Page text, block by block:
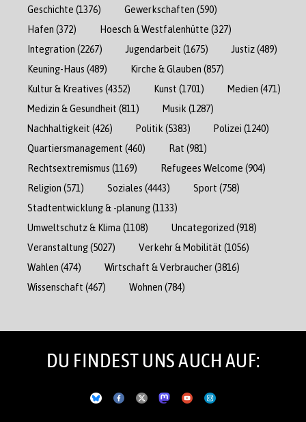
Geschichte (1376) Gewerkschaften (590)
Hafen (372) Hoesch & Westfalenhütte (327)
Integration (2267) Jugendarbeit (1675) Justiz(489)
Keuning-Haus (489) Kirche & Glauben (857)
Kultur & Kreatives (4352) Kunst (1701) Medien (471)
Medizin & Gesundheit (811) Musik (1287)
Nachhaltigkeit (426) Politik (5383) Polizei (1240)
Quartiersmanagement (460) Rat (981)
Rechtsextremismus (1169) Refugees Welcome (904)
Religion (571) Soziales (4443) Sport (758)
Stadtentwicklung & -planung(1133)
Umweltschutz & Klima (1108) Uncategorized (918)
Veranstaltung(5027) Verkehr & Mobilität (1056)
Wahlen (474) Wirtschaft & Verbraucher(3816)
Wissenschaft (467) Wohnen (784)
DU FINDEST UNS AUCH AUF: